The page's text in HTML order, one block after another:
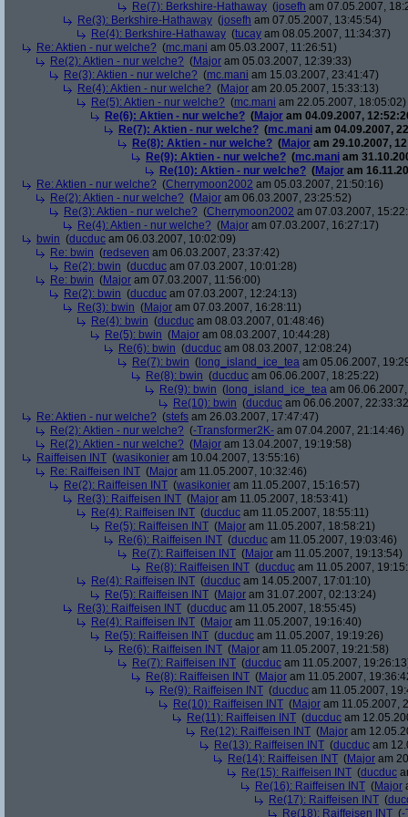
Re(7): Berkshire-Hathaway (josefh am 07.05.2007,
Re(3): Berkshire-Hathaway (josefh am 07.05.2007, 13:45:54)
Re(4): Berkshire-Hathaway (tucay am 08.05.2007, 11:34:37)
Re: Aktien - nur welche? (mc.mani am 05.03.2007, 11:26:51)
Re(2): Aktien - nur welche? (Major am 05.03.2007, 12:39:33)
Re(3): Aktien - nur welche? (mc.mani am 15.03.2007, 23:41:47)
Re(4): Aktien - nur welche? (Major am 20.05.2007, 15:33:13)
Re(5): Aktien - nur welche? (mc.mani am 22.05.2007, 18:05:02)
Re(6): Aktien - nur welche? (Major am 04.09.2007,
Re(7): Aktien - nur welche? (mc.mani am 04.09.2007,
Re(8): Aktien - nur welche? (Major am 29.10.2007,
Re(9): Aktien - nur welche? (mc.mani am
Re(10): Aktien - nur welche? (Major am
Re: Aktien - nur welche? (Cherrymoon2002 am 05.03.2007, 21:50:16)
Re(2): Aktien - nur welche? (Major am 06.03.2007, 23:25:52)
Re(3): Aktien - nur welche? (Cherrymoon2002 am 07.03.2007,
Re(4): Aktien - nur welche? (Major am 07.03.2007, 16:27:17)
bwin (ducduc am 06.03.2007, 10:02:09)
Re: bwin (redseven am 06.03.2007, 23:37:42)
Re(2): bwin (ducduc am 07.03.2007, 10:01:28)
Re: bwin (Major am 07.03.2007, 11:56:00)
Re(2): bwin (ducduc am 07.03.2007, 12:24:13)
Re(3): bwin (Major am 07.03.2007, 16:28:11)
Re(4): bwin (ducduc am 08.03.2007, 01:48:46)
Re(5): bwin (Major am 08.03.2007, 10:44:28)
Re(6): bwin (ducduc am 08.03.2007, 12:08:24)
Re(7): bwin ( long_island_ice_tea am 05.06.2007,
Re(8): bwin (ducduc am 06.06.2007, 18:25:22)
Re(9): bwin ( long_island_ice_tea am
Re(10): bwin (ducduc am 06.06.2007,
Re: Aktien - nur welche? (stefs am 26.03.2007, 17:47:47)
Re(2): Aktien - nur welche? (-Transformer2K- am 07.04.2007, 21:14:46)
Re(2): Aktien - nur welche? (Major am 13.04.2007, 19:19:58)
Raiffeisen INT (wasikonier am 10.04.2007, 13:55:16)
Re: Raiffeisen INT (Major am 11.05.2007, 10:32:46)
Re(2): Raiffeisen INT (wasikonier am 11.05.2007, 15:16:57)
Re(3): Raiffeisen INT (Major am 11.05.2007, 18:53:41)
Re(4): Raiffeisen INT (ducduc am 11.05.2007, 18:55:11)
Re(5): Raiffeisen INT (Major am 11.05.2007, 18:58:21)
Re(6): Raiffeisen INT (ducduc am 11.05.2007, 19:03:46)
Re(7): Raiffeisen INT (Major am 11.05.2007, 19:13:54)
Re(8): Raiffeisen INT (ducduc am 11.05.2007,
Re(4): Raiffeisen INT (ducduc am 14.05.2007, 17:01:10)
Re(5): Raiffeisen INT (Major am 31.07.2007, 02:13:24)
Re(3): Raiffeisen INT (ducduc am 11.05.2007, 18:55:45)
Re(4): Raiffeisen INT (Major am 11.05.2007, 19:16:40)
Re(5): Raiffeisen INT (ducduc am 11.05.2007, 19:19:26)
Re(6): Raiffeisen INT (Major am 11.05.2007, 19:21:58)
Re(7): Raiffeisen INT (ducduc am 11.05.2007,
Re(8): Raiffeisen INT (Major am 11.05.2007,
Re(9): Raiffeisen INT (ducduc am 11.05.2007,
Re(10): Raiffeisen INT (Major am 11.05.2007,
Re(11): Raiffeisen INT (ducduc am
Re(12): Raiffeisen INT (Major am
Re(13): Raiffeisen INT (ducduc am
Re(14): Raiffeisen INT (Major am
Re(15): Raiffeisen INT (ducduc
Re(16): Raiffeisen INT (Major
Re(17): Raiffeisen INT (
Re(18): Raiffeisen INT (-